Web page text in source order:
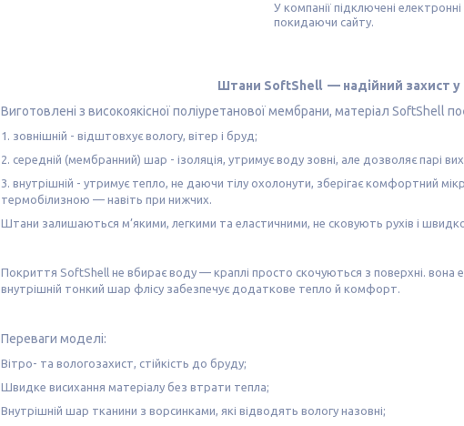
У компанії підключені
покидаючи сайту.
Штани SoftShell — надійний захист
Виготовлені з високоякісної поліуретанової мембрани, матеріал SoftShell
1. зовнішній - відштовхує вологу, вітер і бруд;
2. середній (мембранний) шар - ізоляція, утримує воду зовні, але дозволяє парі
3. внутрішній - утримує тепло, не даючи тілу охолонути, зберігає комфортний
термобілизною — навіть при нижчих.
Штани залишаються м’якими, легкими та еластичними, не сковують рухів і швидко
Покриття SoftShell не вбирає воду — краплі просто скочуються з поверхні. вона
внутрішній тонкий шар флісу забезпечує додаткове тепло й комфорт.
Переваги моделі:
Вітро- та вологозахист, стійкість до бруду;
Швидке висихання матеріалу без втрати тепла;
Внутрішній шар тканини з ворсинками, які відводять вологу назовні;